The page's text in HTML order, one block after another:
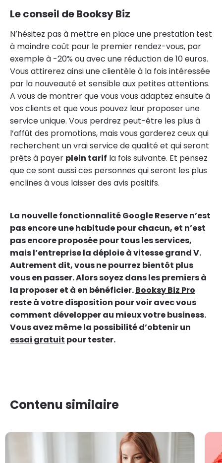
Le conseil de Booksy Biz
N’hésitez pas à mettre en place une prestation test
à moindre coût pour le premier rendez-vous, par
exemple à -20% ou avec une réduction de 10 euros.
Vous attirerez ainsi une clientèle à la fois intéressée
par la nouveauté et sensible aux petites attentions.
A vous de montrer que vous vous adaptez ensuite à
vos clients et que vous pouvez leur proposer une
service unique. Vous perdrez peut-être les plus à
l’affût des promotions, mais vous garderez ceux qui
recherchent un vrai service de qualité et qui seront
prêts à payer plein tarif la fois suivante. Et pensez
que ce sont aussi ces personnes qui seront les plus
enclines à vous laisser des avis positifs.
La nouvelle fonctionnalité Google Reserve n’est
pas encore une habitude pour chacun, et n’est
pas encore proposée pour tous les services,
mais l’entreprise la déploie à vitesse grand V.
Autrement dit, vous ne pourrez bientôt plus
vous en passer. Alors soyez dans les premiers à
la proposer et à en bénéficier.Booksy Biz Pro
reste à votre disposition pour voir avec vous
comment développer au mieux votre business.
Vous avez même la possibilité d’obtenir un
essai gratuit pour tester.
Contenu similaire